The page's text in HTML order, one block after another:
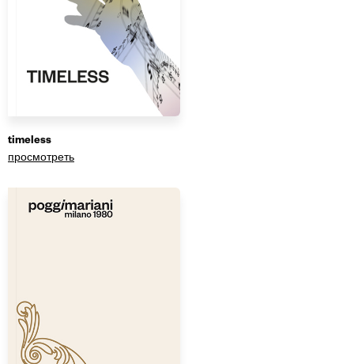
timeless
просмотреть